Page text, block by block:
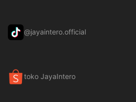
@jayaintero.official
toko JayaIntero